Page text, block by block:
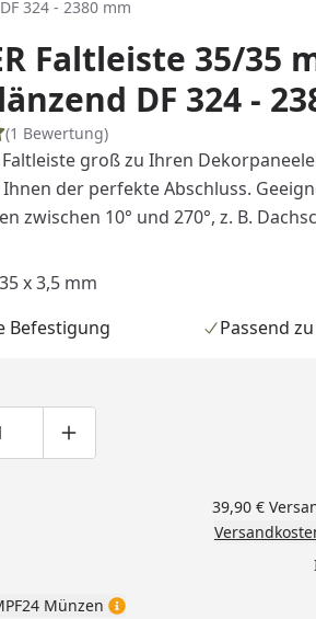
324 - 2380 mm
Faltleiste 35/35
DF 324 -
(1 Bewertung)
groß zu Ihren
der perfekte Abschluss.
zwischen 10° und 270°, z. B.
x 3,5 mm
Befestigung
Passend
um eins verringern
Produktmenge manuell eingeben
Produktmenge um eins
39,90 €
Münzen